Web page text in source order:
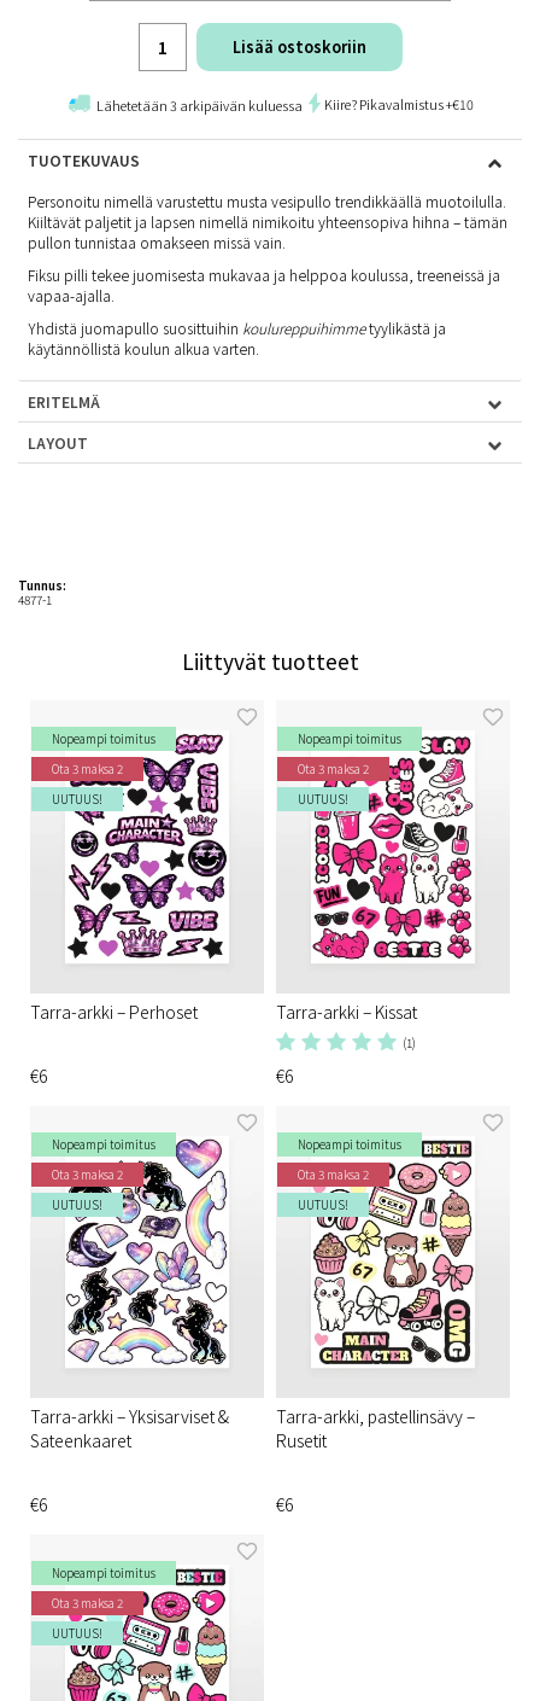
Lisää ostoskoriin
Lähetetään 3 arkipäivän kuluessa Kiire? Pikavalmistus +€10
TUOTEKUVAUS
Personoitu nimellä varustettu musta vesipullo trendikkäällä muotoilulla.
Kiiltävät paljetit ja lapsen nimellä nimikoitu yhteensopiva hihna – tämän
pullon tunnistaa omakseen missä vain.
Fiksu pilli tekee juomisesta mukavaa ja helppoa koulussa, treeneissä ja
vapaa-ajalla.
Yhdistä juomapullo suosittuihin koulureppuihimmetyylikästä ja
käytännöllistä koulun alkua varten.
ERITELMÄ
LAYOUT
Tunnus:
4877-1
Liittyvät tuotteet
Nopeampi toimitus
Ota 3 maksa 2
UUTUUS!
Tarra-arkki – Perhoset
€6
Nopeampi toimitus
Ota 3 maksa 2
UUTUUS!
Tarra-arkki – Kissat
(1)
€6
Nopeampi toimitus
Ota 3 maksa 2
UUTUUS!
Tarra-arkki – Yksisarviset &
Sateenkaaret
€6
Nopeampi toimitus
Ota 3 maksa 2
UUTUUS!
Tarra-arkki, pastellinsävy –
Rusetit
€6
Nopeampi toimitus
Ota 3 maksa 2
UUTUUS!